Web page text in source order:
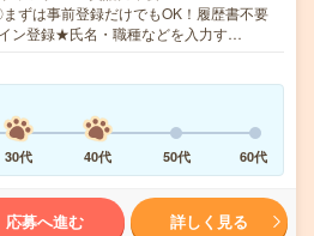
ずは事前登録だけでもOK！履歴書不要
ン登録★氏名・職種などを入力す…
30代 40代 50代 60代
応募へ進む 詳しく見る